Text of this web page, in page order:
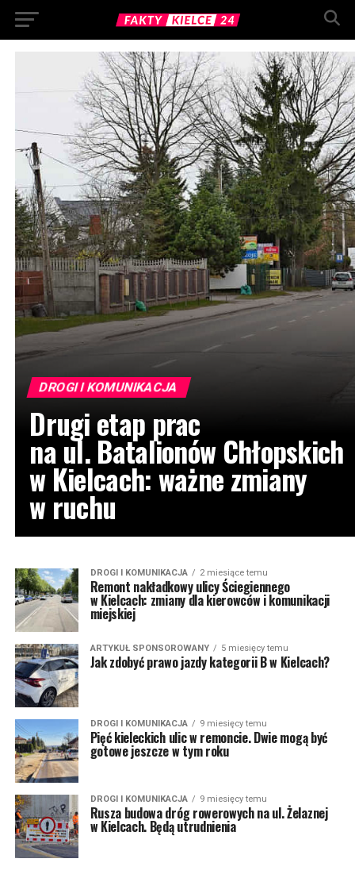
DROGI I KOMUNIKACJA
Drugi etap prac
na ul. Batalionów Chłopskich
w Kielcach: ważne zmiany
w ruchu
DROGI I KOMUNIKACJA 2 miesiące temu
Remont nakładkowy ulicy Ściegiennego
w Kielcach: zmiany dla kierowców i komunikacji
miejskiej
ARTYKUŁ SPONSOROWANY 5 miesięcy temu
Jak zdobyć prawo jazdy kategorii B w Kielcach?
DROGI I KOMUNIKACJA 9 miesięcy temu
Pięć kieleckich ulic w remoncie. Dwie mogą być
gotowe jeszcze w tym roku
DROGI I KOMUNIKACJA 9 miesięcy temu
Rusza budowa dróg rowerowych na ul. Żelaznej
w Kielcach. Będą utrudnienia